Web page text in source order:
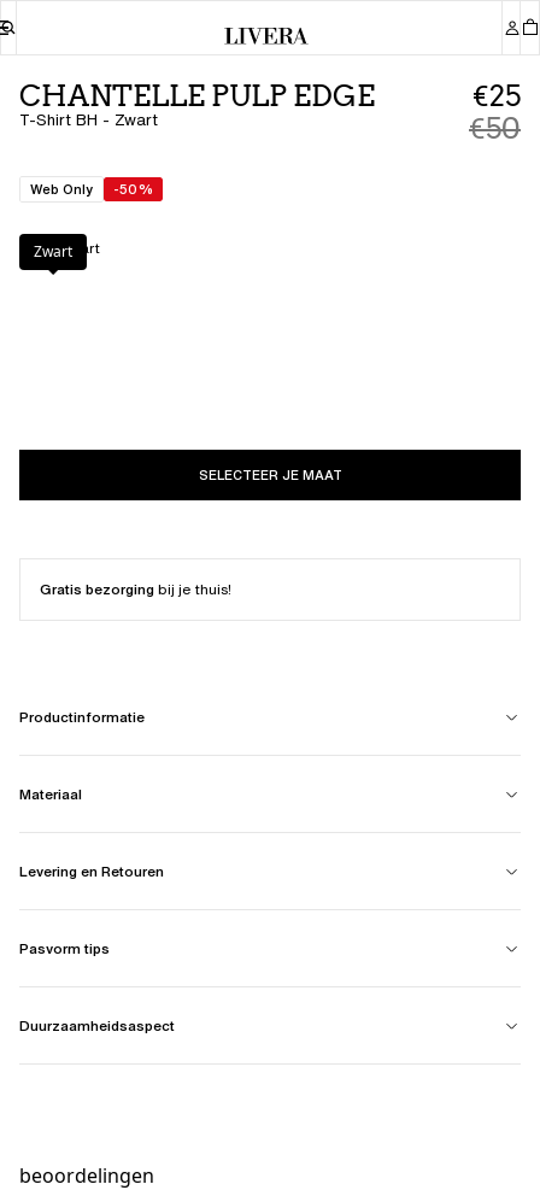
CHANTELLE PULP EDGE
T-Shirt BH - Zwart
€25
€50
Web Only -50%
Kleur: Zwart
Zwart
SELECTEER JE MAAT
Gratis bezorgingbij je thuis!
Productinformatie
Materiaal
Levering en Retouren
Pasvorm tips
Duurzaamheidsaspect
beoordelingen